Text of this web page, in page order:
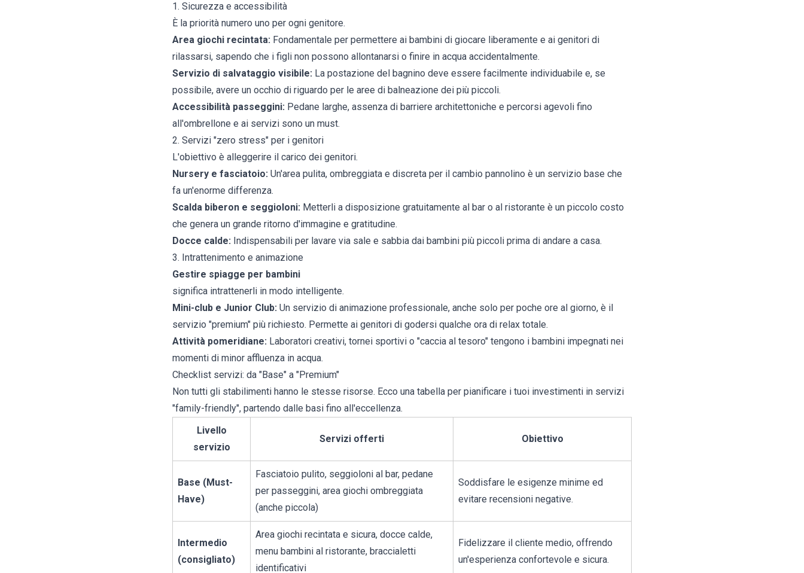
1. Sicurezza e accessibilità
È la priorità numero uno per ogni genitore.
Area giochi recintata: Fondamentale per permettere ai bambini di giocare liberamente e ai genitori di
rilassarsi, sapendo che i figli non possono allontanarsi o finire in acqua accidentalmente.
Servizio di salvataggio visibile: La postazione del bagnino deve essere facilmente individuabile e, se
possibile, avere un occhio di riguardo per le aree di balneazione dei più piccoli.
Accessibilità passeggini: Pedane larghe, assenza di barriere architettoniche e percorsi agevoli fino
all'ombrellone e ai servizi sono un must.
2. Servizi "zero stress" per i genitori
L'obiettivo è alleggerire il carico dei genitori.
Nursery e fasciatoio: Un'area pulita, ombreggiata e discreta per il cambio pannolino è un servizio base che
fa un'enorme differenza.
Scalda biberon e seggioloni: Metterli a disposizione gratuitamente al bar o al ristorante è un piccolo costo
che genera un grande ritorno d'immagine e gratitudine.
Docce calde: Indispensabili per lavare via sale e sabbia dai bambini più piccoli prima di andare a casa.
3. Intrattenimento e animazione
Gestire spiagge per bambini
significa intrattenerli in modo intelligente.
Mini-club e Junior Club: Un servizio di animazione professionale, anche solo per poche ore al giorno, è il
servizio "premium" più richiesto. Permette ai genitori di godersi qualche ora di relax totale.
Attività pomeridiane: Laboratori creativi, tornei sportivi o "caccia al tesoro" tengono i bambini impegnati nei
momenti di minor affluenza in acqua.
Checklist servizi: da "Base" a "Premium"
Non tutti gli stabilimenti hanno le stesse risorse. Ecco una tabella per pianificare i tuoi investimenti in servizi
"family-friendly", partendo dalle basi fino all'eccellenza.
Livello
servizio
Servizi offerti Obiettivo
Base (Must-
Have)
Fasciatoio pulito, seggioloni al bar, pedane
per passeggini, area giochi ombreggiata
(anche piccola)
Soddisfare le esigenze minime ed
evitare recensioni negative.
Intermedio
(consigliato)
Area giochi recintata e sicura, docce calde,
menu bambini al ristorante, braccialetti
identificativi
Fidelizzare il cliente medio, offrendo
un'esperienza confortevole e sicura.